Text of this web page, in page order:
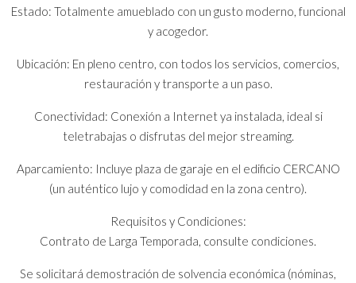
Estado: Totalmente amueblado con un gusto moderno, funcional
y acogedor.
Ubicación: En pleno centro, con todos los servicios, comercios,
restauración y transporte a un paso.
Conectividad: Conexión a Internet ya instalada, ideal si
teletrabajas o disfrutas del mejor streaming.
Aparcamiento: Incluye plaza de garaje en el edificio CERCANO
(un auténtico lujo y comodidad en la zona centro).
Requisitos y Condiciones:
Contrato de Larga Temporada, consulte condiciones.
Se solicitará demostración de solvencia económica (nóminas,